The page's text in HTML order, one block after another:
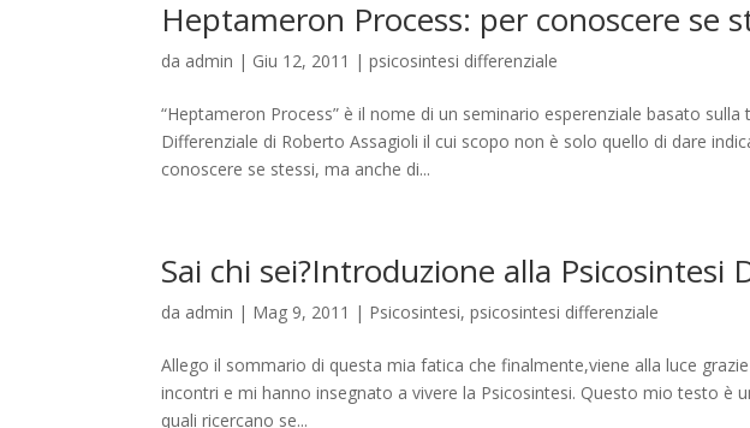
Heptameron Process: per conoscere se
da admin | Giu 12, 2011 |psicosintesi differenziale
“Heptameron Process” è il nome di un seminario esperenziale basato
Differenziale di Roberto Assagioli il cui scopo non è solo quello di dare
conoscere se stessi, ma anche di...
Sai chi sei?Introduzione alla Psicosintesi
da admin | Mag 9, 2011 | Psicosintesi,psicosintesi differenziale
Allego il sommario di questa mia fatica che finalmente,viene alla luce
incontri e mi hanno insegnato a vivere la Psicosintesi. Questo mio testo è
quali ricercano se...